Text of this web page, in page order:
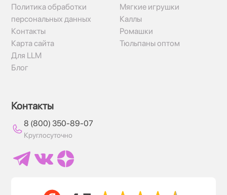
Политика обработки
персональных данных
Контакты
Карта сайта
Для LLM
Блог
Мягкие игрушки
Каллы
Ромашки
Тюльпаны оптом
Контакты
8 (800) 350-89-07
Круглосуточно